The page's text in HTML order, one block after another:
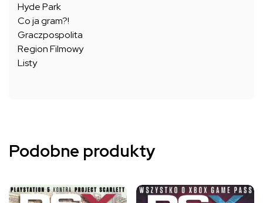
Hyde Park
Co ja gram?!
Graczpospolita
Region Filmowy
Listy
Podobne produkty
Ten Ten